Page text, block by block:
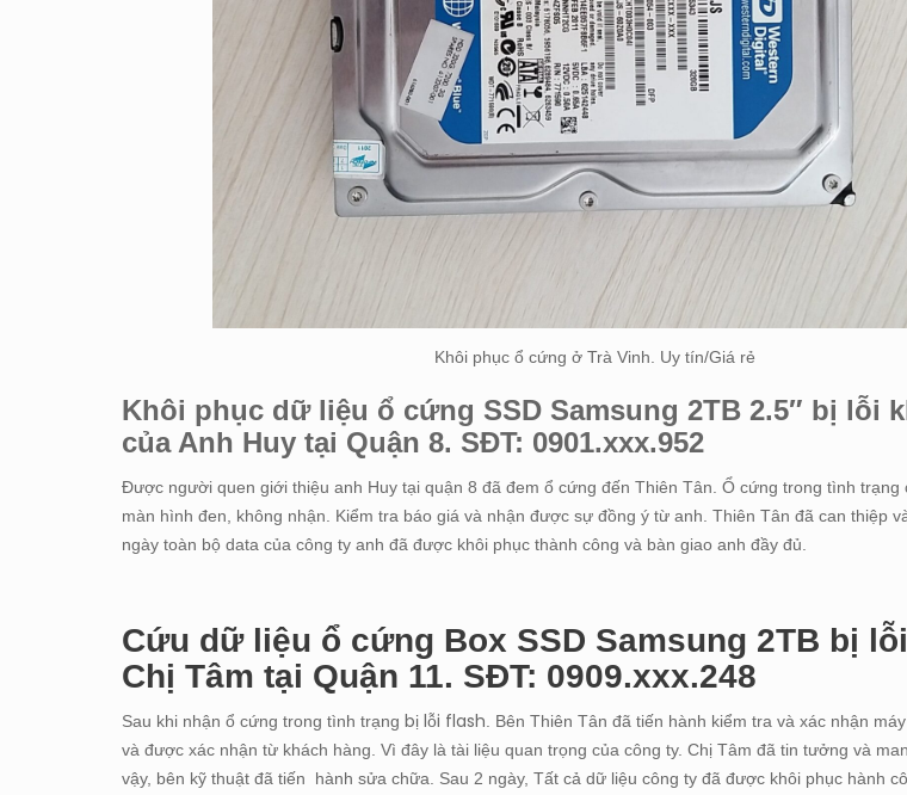
Khôi phục ổ cứng ở Trà Vinh. Uy tín/Giá rẻ
Khôi phục dữ liệu ổ cứng SSD Samsung 2TB 2.5″ bị lỗi
của Anh Huy tại Quận 8. SĐT: 0901.xxx.952
Được người quen giới thiệu anh Huy tại quận 8 đã đem ổ cứng đến Thiên Tân. Ổ cứng trong tình trạng
màn hình đen, không nhận. Kiểm tra báo giá và nhận được sự đồng ý từ anh. Thiên Tân đã can thiệp
ngày toàn bộ data của công ty anh đã được khôi phục thành công và bàn giao anh đầy đủ.
Cứu dữ liệu ổ cứng Box SSD Samsung 2TB bị
Chị Tâm tại Quận 11. SĐT: 0909.xxx.248
Sau khi nhận ổ cứng trong tình trạng bị lỗi flash . Bên Thiên Tân đã tiến hành kiểm tra và xác nhận
và được xác nhận từ khách hàng. Vì đây là tài liệu quan trọng của công ty. Chị Tâm đã tin tưởng và
vậy, bên kỹ thuật đã tiến hành sửa chữa. Sau 2 ngày, Tất cả dữ liệu công ty đã được khôi phục hành